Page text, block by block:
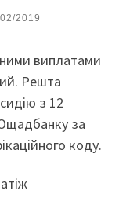
2019
виплатами
Решта
з 12
за
коду.